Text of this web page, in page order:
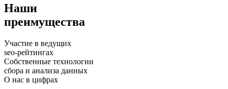
Наши
преимущества
Участие в ведущих
seo-рейтингах
Собственные технологии
сбора и анализа данных
О нас в цифрах